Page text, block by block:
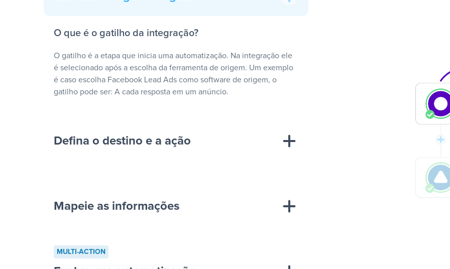
O que é o gatilho da integração?
O gatilho é a etapa que inicia uma automatização. Na integração ele
é selecionado após a escolha da ferramenta de origem. Um exemplo
é caso escolha Facebook Lead Ads como software de origem, o
gatilho pode ser: A cada resposta em um anúncio.
Defina o destino e a ação
cada resposta em um anúncio”
“Adicionar dados em uma nova linha de uma
Mapeie as informações
MULTI-ACTION